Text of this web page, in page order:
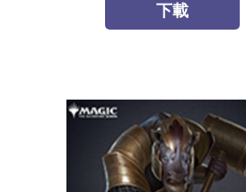
下載